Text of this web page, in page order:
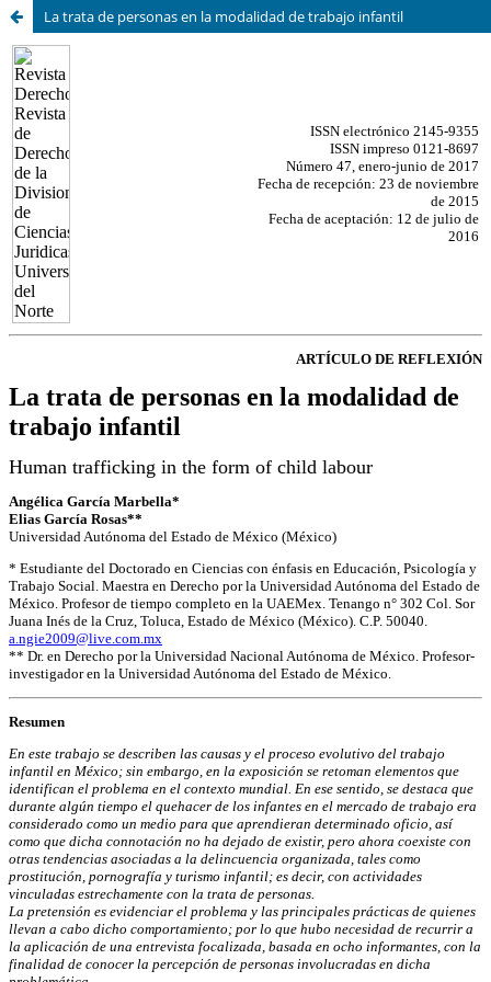
La trata de personas en la modalidad de trabajo infantil